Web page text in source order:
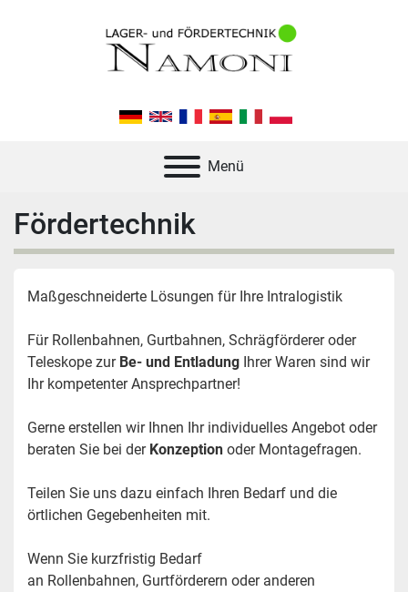
Menü
Fördertechnik
Maßgeschneiderte Lösungen für Ihre Intralogistik
Für Rollenbahnen, Gurtbahnen, Schrägförderer oder
Teleskope zur Be- und Entladung Ihrer Waren sind wir
Ihr kompetenter Ansprechpartner!
Gerne erstellen wir Ihnen Ihr individuelles Angebot oder
beraten Sie bei der Konzeption oder Montagefragen.
Teilen Sie uns dazu einfach Ihren Bedarf und die
örtlichen Gegebenheiten mit.
Wenn Sie kurzfristig Bedarf
an Rollenbahnen, Gurtförderern oder anderen